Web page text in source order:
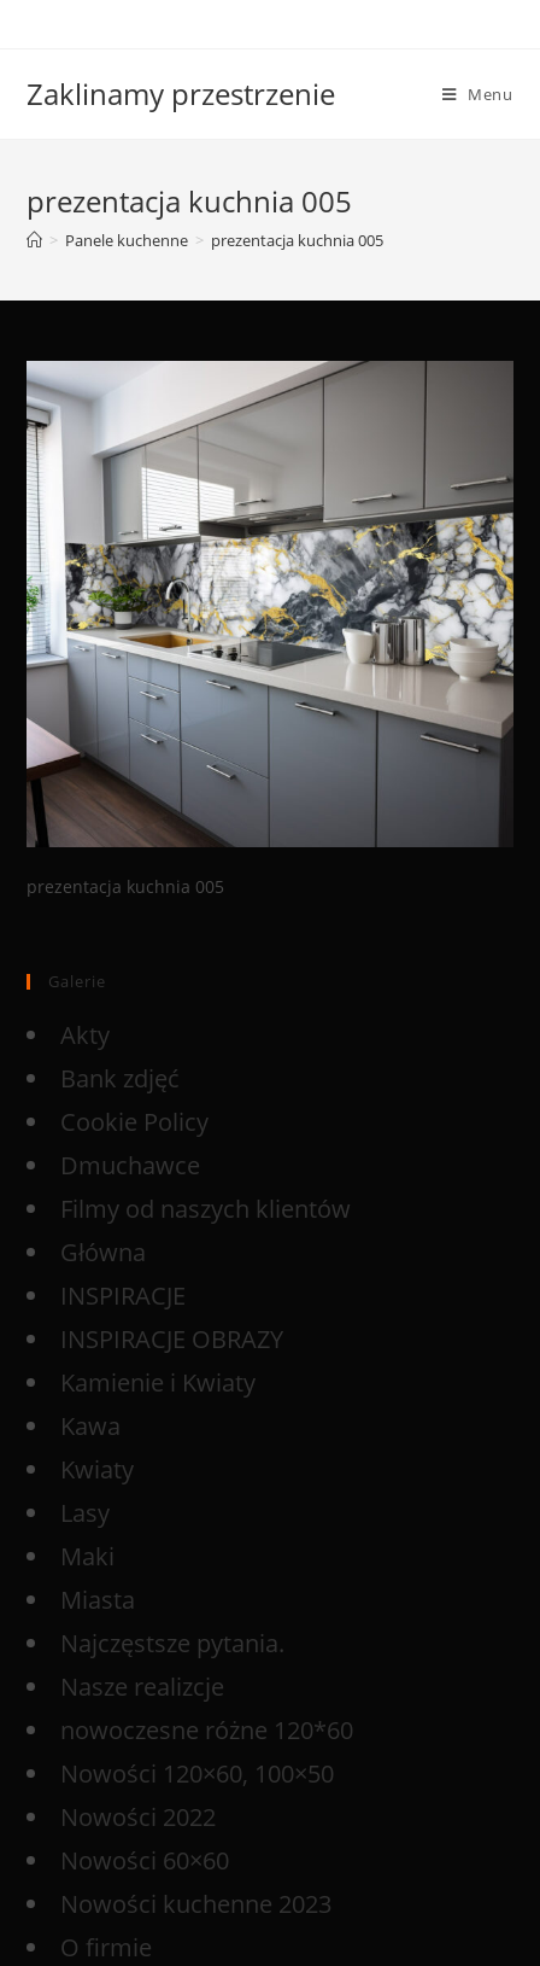
Zaklinamy przestrzenie Menu
prezentacja kuchnia 005
> Panele kuchenne > prezentacja kuchnia 005
prezentacja kuchnia 005
Galerie
Akty
Bank zdjęć
Cookie Policy
Dmuchawce
Filmy od naszych klientów
Główna
INSPIRACJE
INSPIRACJE OBRAZY
Kamienie i Kwiaty
Kawa
Kwiaty
Lasy
Maki
Miasta
Najczęstsze pytania.
Nasze realizcje
nowoczesne różne 120*60
Nowości 120×60, 100×50
Nowości 2022
Nowości 60×60
Nowości kuchenne 2023
O firmie